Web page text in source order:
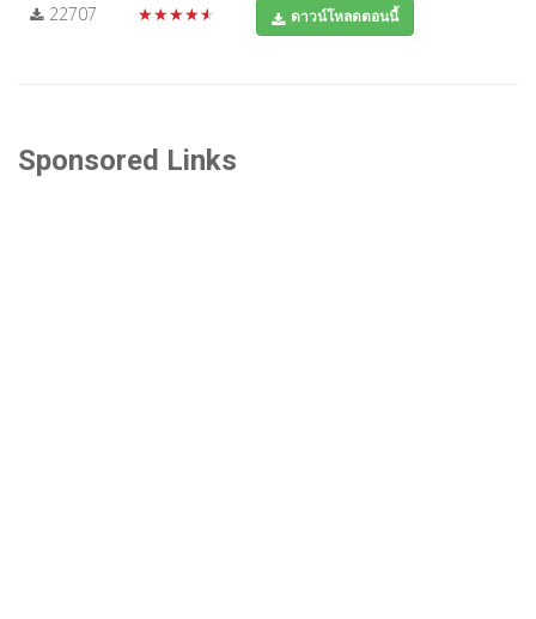
22707 ★★★★★ ดาวน์โหลดตอนนี้
Sponsored Links